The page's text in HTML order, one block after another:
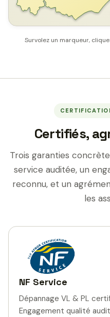
Survolez un marqueur,
Certifiés,
Trois garanties
service auditée, un
reconnu, et un
les
NF Service
Dépannage VL & PL
Engagement qualité